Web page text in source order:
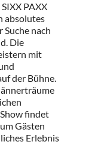
PAXX
absolutes
Suche nach
Die
mit
der Bühne.
findet
Gästen
Erlebnis